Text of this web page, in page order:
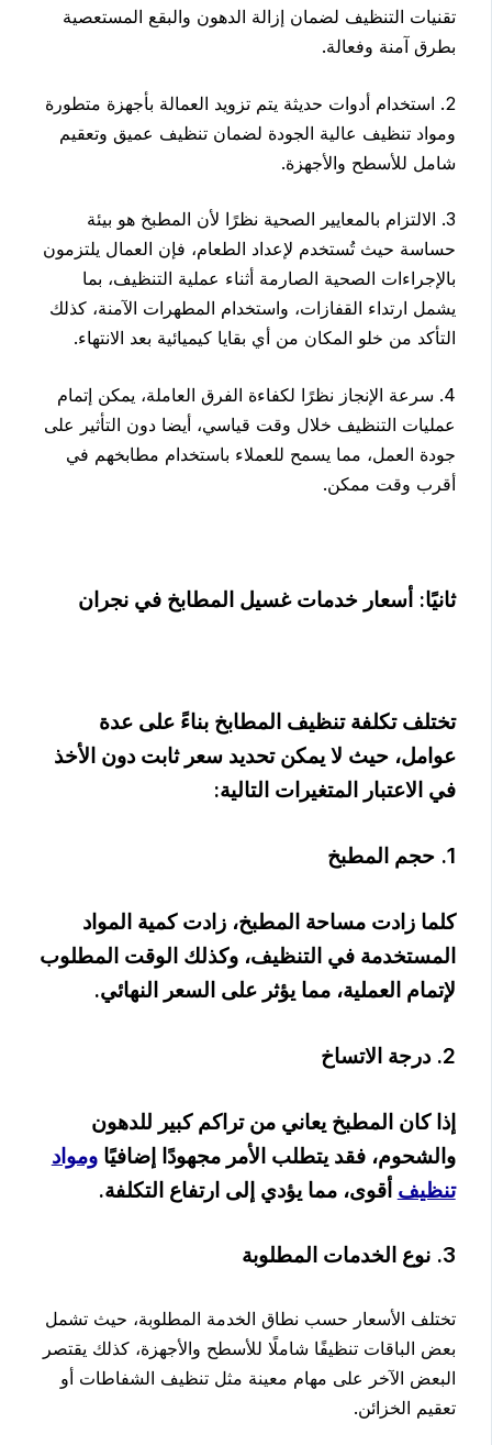
تقنيات التنظيف لضمان إزالة الدهون والبقع المستعصية
بطرق آمنة وفعالة.
2. استخدام أدوات حديثة يتم تزويد العمالة بأجهزة متطورة
ومواد تنظيف عالية الجودة لضمان تنظيف عميق وتعقيم
شامل للأسطح والأجهزة.
3. الالتزام بالمعايير الصحية نظرًا لأن المطبخ هو بيئة
حساسة حيث تُستخدم لإعداد الطعام، فإن العمال يلتزمون
بالإجراءات الصحية الصارمة أثناء عملية التنظيف، بما
يشمل ارتداء القفازات، واستخدام المطهرات الآمنة، كذلك
التأكد من خلو المكان من أي بقايا كيميائية بعد الانتهاء.
4. سرعة الإنجاز نظرًا لكفاءة الفرق العاملة، يمكن إتمام
عمليات التنظيف خلال وقت قياسي، أيضا دون التأثير على
جودة العمل، مما يسمح للعملاء باستخدام مطابخهم في
أقرب وقت ممكن.
ثانيًا: أسعار خدمات غسيل المطابخ في نجران
تختلف تكلفة تنظيف المطابخ بناءً على عدة
عوامل، حيث لا يمكن تحديد سعر ثابت دون الأخذ
في الاعتبار المتغيرات التالية:
كلما زادت مساحة المطبخ، زادت كمية المواد
المستخدمة في التنظيف، وكذلك الوقت المطلوب
لإتمام العملية، مما يؤثر على السعر النهائي.
إذا كان المطبخ يعاني من تراكم كبير للدهون
والشحوم، فقد يتطلب الأمر مجهودًا إضافيًاومواد
تنظيفأقوى، مما يؤدي إلى ارتفاع التكلفة.
تختلف الأسعار حسب نطاق الخدمة المطلوبة، حيث تشمل
بعض الباقات تنظيفًا شاملًا للأسطح والأجهزة، كذلك يقتصر
البعض الآخر على مهام معينة مثل تنظيف الشفاطات أو
تعقيم الخزائن.